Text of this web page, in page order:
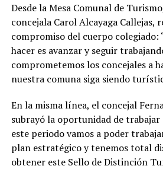
Desde la Mesa Comunal de
concejala Carol Alcayaga Callejas,
compromiso del cuerpo colegiado:
hacer es avanzar y seguir
comprometemos los concejales a
nuestra comuna siga siendo
En la misma línea, el concejal
subrayó la oportunidad de
este periodo vamos a poder
plan estratégico y tenemos total
obtener este Sello de Distinción